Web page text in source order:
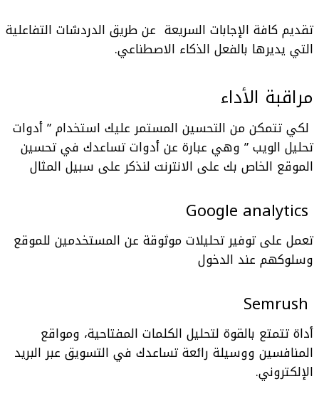
تقديم كافة الإجابات السريعة عن طريق الدردشات التفاعلية
التي يديرها بالفعل الذكاء الاصطناعي.
مراقبة الأداء
لكي تتمكن من التحسين المستمر عليك استخدام ” أدوات
تحليل الويب ” وهي عبارة عن أدوات تساعدك في تحسين
الموقع الخاص بك على الانترنت لنذكر على سبيل المثال
Google analytics
تعمل على توفير تحليلات موثوقة عن المستخدمين للموقع
وسلوكهم عند الدخول
Semrush
أداة تتمتع بالقوة لتحليل الكلمات المفتاحية، ومواقع
المنافسين ووسيلة رائعة تساعدك في التسويق عبر البريد
الإلكتروني.